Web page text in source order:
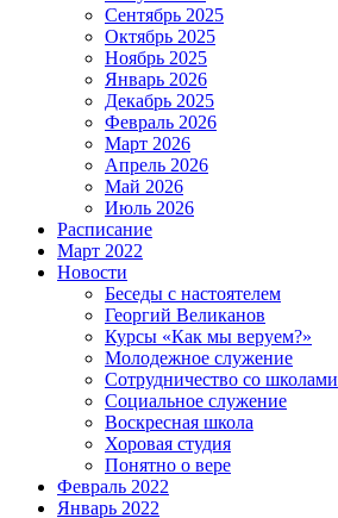
Сентябрь 2025
Октябрь 2025
Ноябрь 2025
Январь 2026
Декабрь 2025
Февраль 2026
Март 2026
Апрель 2026
Май 2026
Июль 2026
Расписание
Март 2022
Новости
Беседы с настоятелем
Георгий Великанов
Курсы «Как мы веруем?»
Молодежное служение
Сотрудничество со школами
Социальное служение
Воскресная школа
Хоровая студия
Понятно о вере
Февраль 2022
Январь 2022